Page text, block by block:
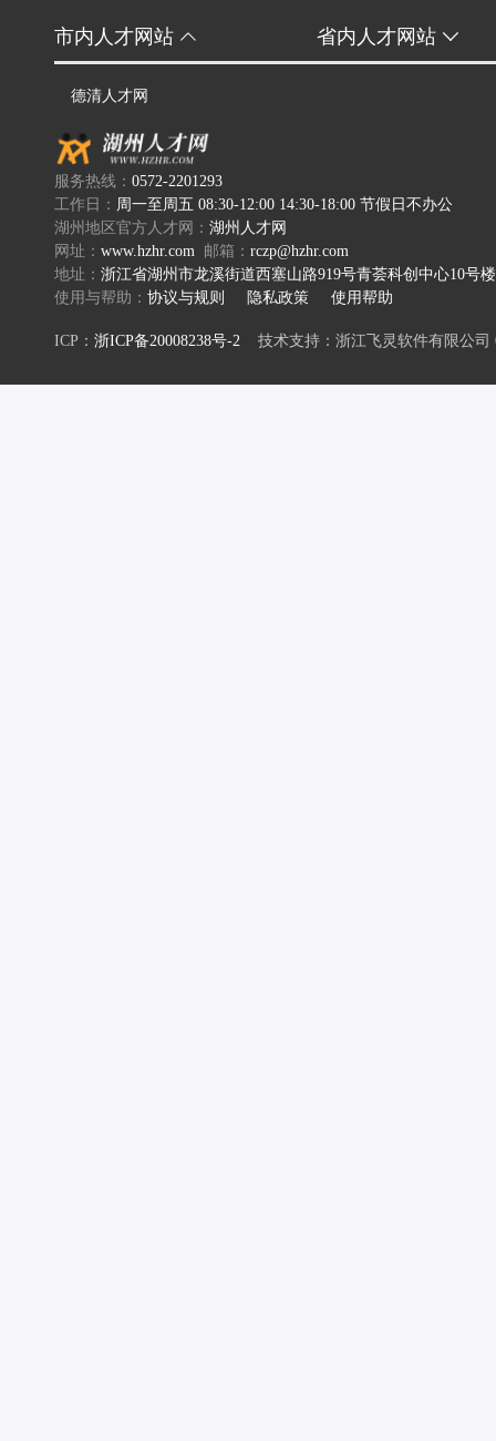
市内人才网站 省内人才网站
德清人才网
服务热线：0572-2201293
工作日： 周一至周五 08:30-12:00 14:30-18:00 节假日不办公
湖州地区官方人才网：湖州人才网
网址：www.hzhr.com 邮箱：rczp@hzhr.com
地址：浙江省湖州市龙溪街道西塞山路919号青荟科创中心10号
使用与帮助：协议与规则 隐私政策 使用帮助
ICP：浙ICP备20008238号-2 技术支持：浙江飞灵软件有限公司